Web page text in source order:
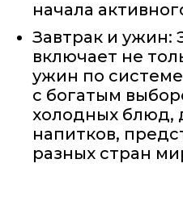
начала
Завтрак и ужин:
включает не
ужин по
с богатым
холодных блюд,
напитков,
разных стран